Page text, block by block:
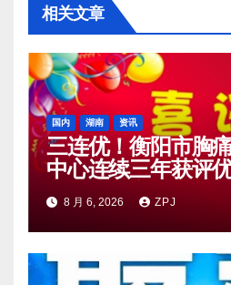
相关文章
国内 湖南 资讯
三连优！衡阳市胸
中心连续三年获评
量控制中心
8 月 6, 2026 ZPJ